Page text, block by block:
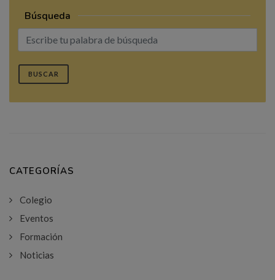
Búsqueda
BUSCAR
CATEGORÍAS
Colegio
Eventos
Formación
Noticias